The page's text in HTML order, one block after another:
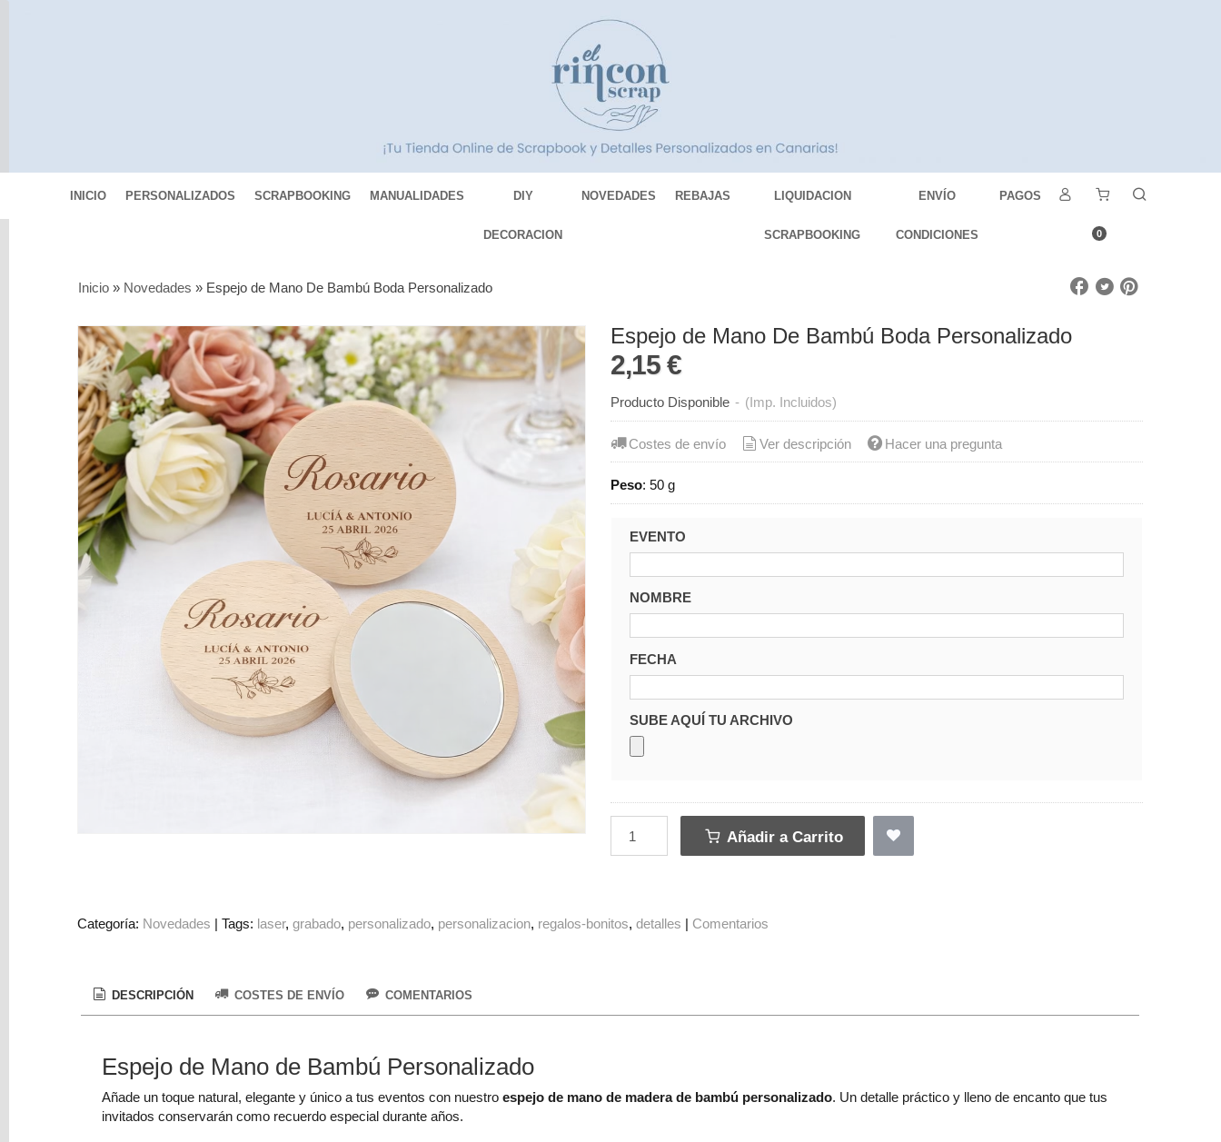
INICIO PERSONALIZADOS SCRAPBOOKING MANUALIDADES DIY
DECORACION
NOVEDADES REBAJAS LIQUIDACION
SCRAPBOOKING
ENVÍO
CONDICIONES
PAGOS
0
MIXED
MEDIA
Pinturas
Mediums
Máquinas
Vinilos
REBAJAS
Novedades
DECORACION
Marcas
Inicio » Novedades » Espejo de Mano De Bambú Boda Personalizado
Espejo de Mano De Bambú Boda Personalizado
2,15 €
Producto Disponible - (Imp. Incluidos)
Costes de envío Ver descripción Hacer una pregunta
Peso:50 g
EVENTO
NOMBRE
FECHA
SUBE AQUÍ TU ARCHIVO
Añadir a Carrito
Categoría: Novedades |Tags: laser grabado personalizado personalizacion regalos-bonitos detalles | Comentarios
DESCRIPCIÓN COSTES DE ENVÍO COMENTARIOS
Espejo de Mano de Bambú Personalizado
Añade un toque natural, elegante y único a tus eventos con nuestro espejo de mano de madera de bambú personalizado. Un detalle práctico y lleno de encanto que tus
invitados conservarán como recuerdo especial durante años.